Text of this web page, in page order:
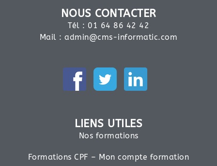
NOUS CONTACTER
Tél : 01 64 86 42 42
Mail :admin@cms-informatic.com
LIENS UTILES
Nos formations
Formations CPF – Mon compte formation